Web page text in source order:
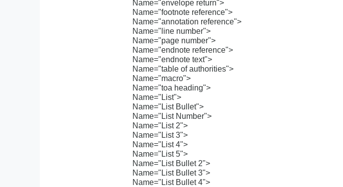
Name="envelope return">
Name="footnote reference">
Name="annotation reference">
Name="line number">
Name="page number">
Name="endnote reference">
Name="endnote text">
Name="table of authorities">
Name="macro">
Name="toa heading">
Name="List">
Name="List Bullet">
Name="List Number">
Name="List 2">
Name="List 3">
Name="List 4">
Name="List 5">
Name="List Bullet 2">
Name="List Bullet 3">
Name="List Bullet 4">